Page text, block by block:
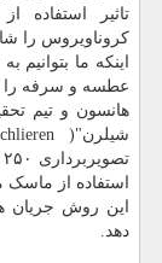
تاثیر استفاده
کروناویروس را
اینکه ما بتوانیم
عطسه و سرفه را
هانسون و تیم
استفاده از ماسک
این روش جریان
دهد.